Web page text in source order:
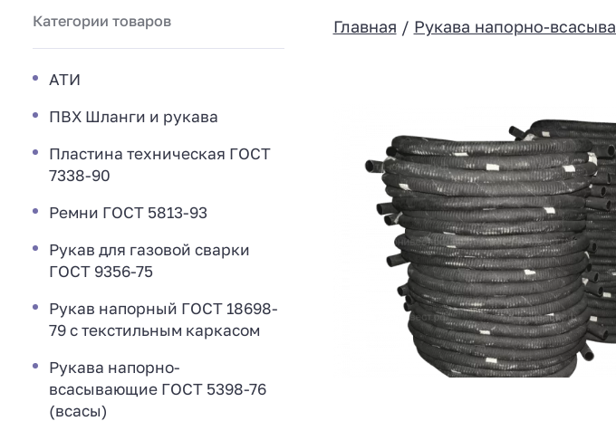
Главная / Рукава напорно-
Категории товаров
АТИ
ПВХ Шланги и рукава
Пластина техническая ГОСТ
7338-90
Ремни ГОСТ 5813-93
Рукав для газовой сварки
ГОСТ 9356-75
Рукав напорный ГОСТ 18698-
79 с текстильным каркасом
Рукава напорно-
всасывающие ГОСТ 5398-76
(всасы)